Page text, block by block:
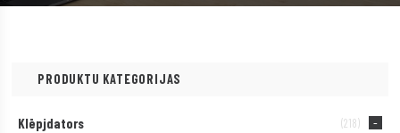
PRODUKTU KATEGORIJAS
Klēpjdators (218)